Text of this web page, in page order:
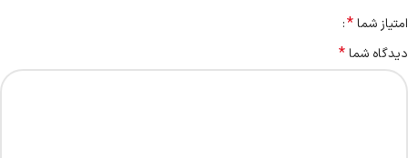
امتیاز شما*
دیدگاه شما*